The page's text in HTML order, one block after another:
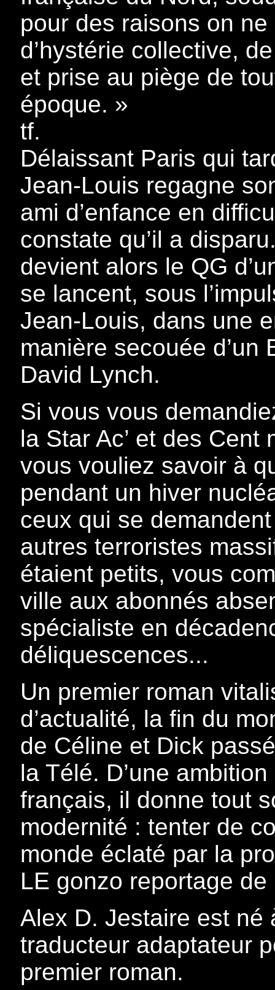
pour des raisons on
d’hystérie collective,
et prise au piège de
époque. »
tf.
Délaissant Paris qui
Jean-Louis regagne
ami d’enfance en
constate qu’il a
devient alors le QG
se lancent, sous
Jean-Louis, dans une
manière secouée d’un
David Lynch.
Si vous vous
la Star Ac’ et des
vous vouliez savoir à
pendant un hiver
ceux qui se
autres terroristes
étaient petits, vous
ville aux abonnés
spécialiste en
déliquescences...
Un premier roman
d’actualité, la fin du
de Céline et Dick
la Télé. D’une
français, il donne tout
modernité : tenter de
monde éclaté par la
LE gonzo reportage
Alex D. Jestaire est né
traducteur adaptateur
premier roman.